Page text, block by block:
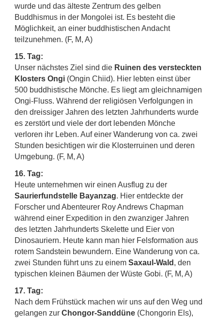
wurde und das älteste Zentrum des gelben
Buddhismus in der Mongolei ist. Es besteht die
Möglichkeit, an einer buddhistischen Andacht
teilzunehmen. (F, M, A)
15. Tag:
Unser nächstes Ziel sind die Ruinen des versteckten
Klosters Ongi (Ongin Chiid). Hier lebten einst über
500 buddhistische Mönche. Es liegt am gleichnamigen
Ongi-Fluss. Während der religiösen Verfolgungen in
den dreissiger Jahren des letzten Jahrhunderts wurde
es zerstört und viele der dort lebenden Mönche
verloren ihr Leben. Auf einer Wanderung von ca. zwei
Stunden besichtigen wir die Klosterruinen und deren
Umgebung. (F, M, A)
16. Tag:
Heute unternehmen wir einen Ausflug zu der
Saurierfundstelle Bayanzag. Hier entdeckte der
Forscher und Abenteurer Roy Andrews Chapman
während einer Expedition in den zwanziger Jahren
des letzten Jahrhunderts Skelette und Eier von
Dinosauriern. Heute kann man hier Felsformation aus
rotem Sandstein bewundern. Eine Wanderung von ca.
zwei Stunden führt uns zu einem Saxaul-Wald , den
typischen kleinen Bäumen der Wüste Gobi. (F, M, A)
17. Tag:
Nach dem Frühstück machen wir uns auf den Weg und
gelangen zur Chongor-Sanddüne (Chongorin Els),